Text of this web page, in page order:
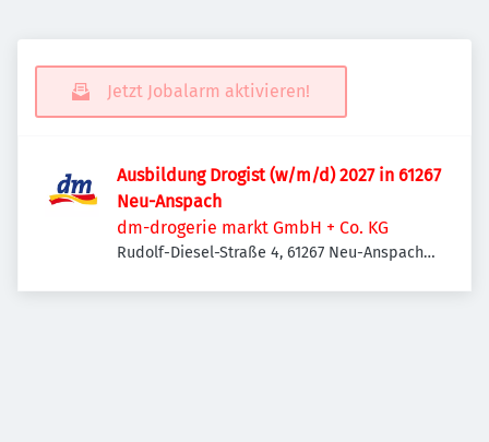
Jetzt Jobalarm aktivieren!
Ausbildung Drogist (w/m/d) 2027 in 61267
Neu-Anspach
dm-drogerie markt GmbH + Co. KG
Rudolf-Diesel-Straße 4, 61267 Neu-Anspach,